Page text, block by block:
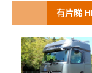
有片睇